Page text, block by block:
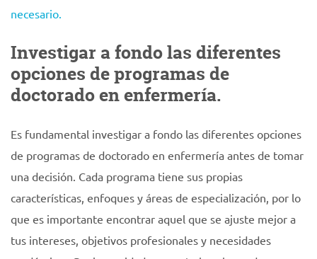
necesario.
Investigar a fondo las diferentes
opciones de programas de
doctorado en enfermería.
Es fundamental investigar a fondo las diferentes opciones
de programas de doctorado en enfermería antes de tomar
una decisión. Cada programa tiene sus propias
características, enfoques y áreas de especialización, por lo
que es importante encontrar aquel que se ajuste mejor a
tus intereses, objetivos profesionales y necesidades